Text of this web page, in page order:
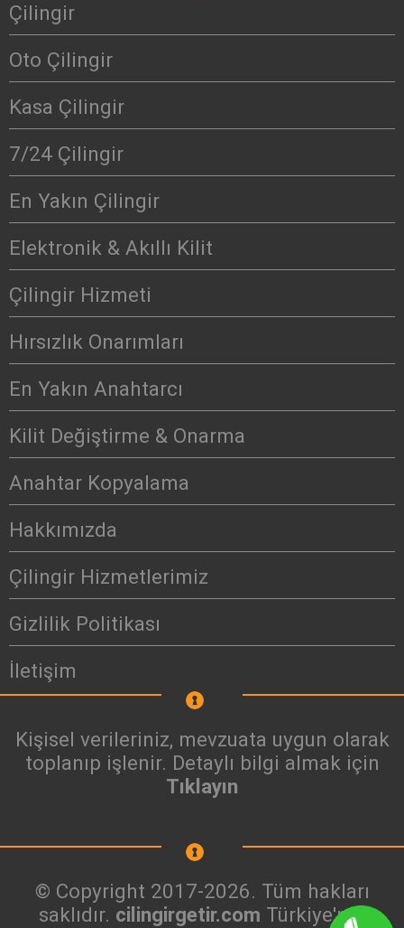
Çilingir
Oto Çilingir
Kasa Çilingir
7/24 Çilingir
En Yakın Çilingir
Elektronik & Akıllı Kilit
Çilingir Hizmeti
Hırsızlık Onarımları
En Yakın Anahtarcı
Kilit Değiştirme & Onarma
Anahtar Kopyalama
Hakkımızda
Çilingir Hizmetlerimiz
Gizlilik Politikası
İletişim
Kişisel verileriniz, mevzuata uygun olarak
toplanıp işlenir. Detaylı bilgi almak için
Tıklayın
© Copyright 2017-2026. Tüm hakları
saklıdır. cilingirgetir.com Türkiye'nin